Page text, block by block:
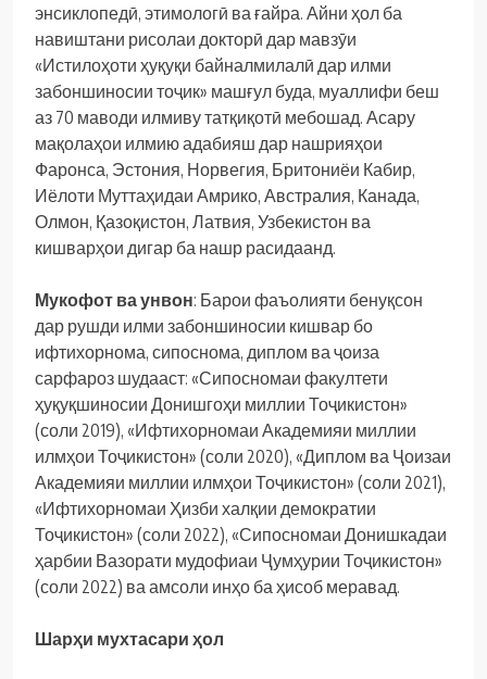
энсиклопедӣ, этимологӣ ва ғайра. Айни ҳол ба
навиштани рисолаи докторӣ дар мавзӯи
«Истилоҳоти ҳуқуқи байналмилалӣ дар илми
забоншиносии тоҷик» машғул буда, муаллифи беш
аз 70 маводи илмиву татқиқотӣ мебошад. Асару
мақолаҳои илмию адабияш дар нашрияҳои
Фаронса, Эстония, Норвегия, Бритониёи Кабир,
Иёлоти Муттаҳидаи Амрико, Австралия, Канада,
Олмон, Қазоқистон, Латвия, Узбекистон ва
кишварҳои дигар ба нашр расидаанд.
Мукофот ва унвон: Барои фаъолияти бенуқсон
дар рушди илми забоншиносии кишвар бо
ифтихорнома, сипоснома, диплом ва ҷоиза
сарфароз шудааст: «Сипосномаи факултети
ҳуқуқшиносии Донишгоҳи миллии Тоҷикистон»
(соли 2019), «Ифтихорномаи Академияи миллии
илмҳои Тоҷикистон» (соли 2020), «Диплом ва Ҷоизаи
Академияи миллии илмҳои Тоҷикистон» (соли 2021),
«Ифтихорномаи Ҳизби халқии демократии
Тоҷикистон» (соли 2022), «Сипосномаи Донишкадаи
ҳарбии Вазорати мудофиаи Ҷумҳурии Тоҷикистон»
(соли 2022) ва амсоли инҳо ба ҳисоб меравад.
Шарҳи мухтасари ҳол